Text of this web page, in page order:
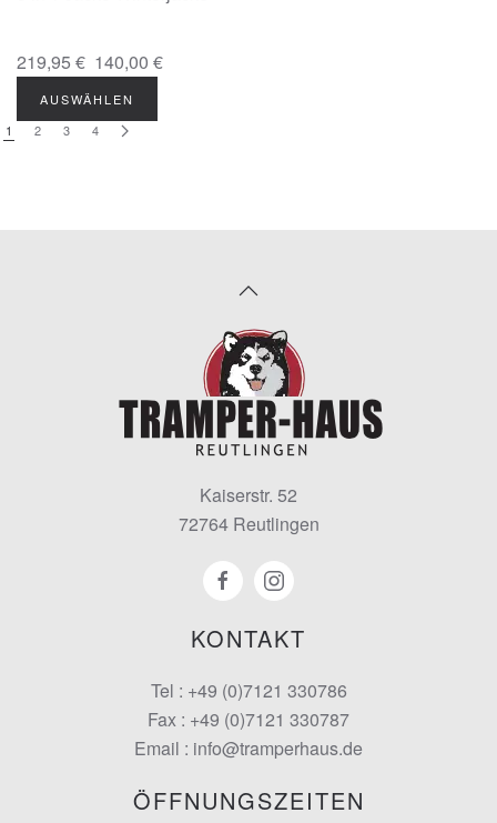
219,95 € 140,00 €
AUSWÄHLEN
1
2 3 4
KONTAKT
Tel : +49 (0)7121 330786
Fax : +49 (0)7121 330787
Email : info@tramperhaus.de
Kaiserstr. 52
72764 Reutlingen
ÖFFNUNGSZEITEN